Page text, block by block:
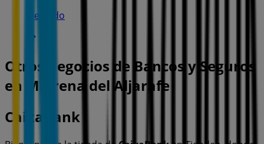
Cerrado
Otros negocios de Bancos y Seguros
en Mairena del Aljarafe
CaixaBank